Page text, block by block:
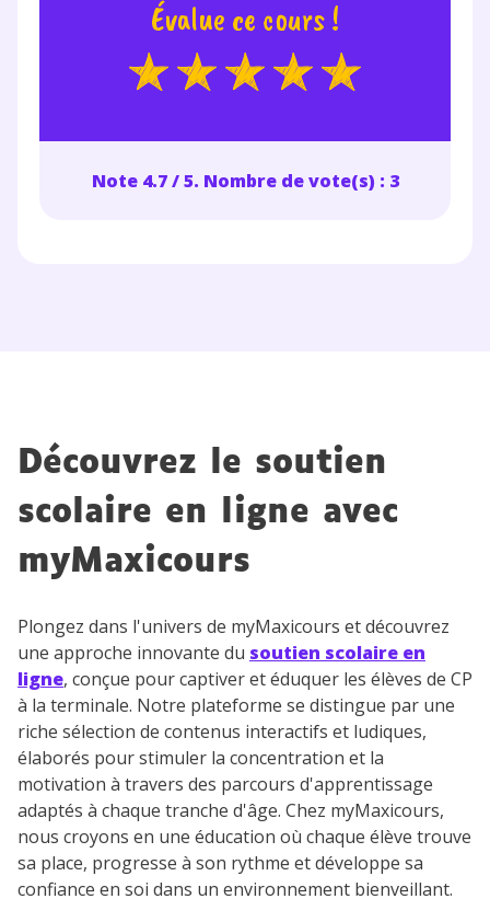
Évalue ce cours !
Note 4.7 / 5. Nombre de vote(s) : 3
Découvrez le soutien
scolaire en ligne avec
myMaxicours
Plongez dans l'univers de myMaxicours et découvrez
une approche innovante du soutien scolaire en
ligne, conçue pour captiver et éduquer les élèves de CP
à la terminale. Notre plateforme se distingue par une
riche sélection de contenus interactifs et ludiques,
élaborés pour stimuler la concentration et la
motivation à travers des parcours d'apprentissage
adaptés à chaque tranche d'âge. Chez myMaxicours,
nous croyons en une éducation où chaque élève trouve
sa place, progresse à son rythme et développe sa
confiance en soi dans un environnement bienveillant.
en savoir plus sur la gestion de vos données
notre charte.